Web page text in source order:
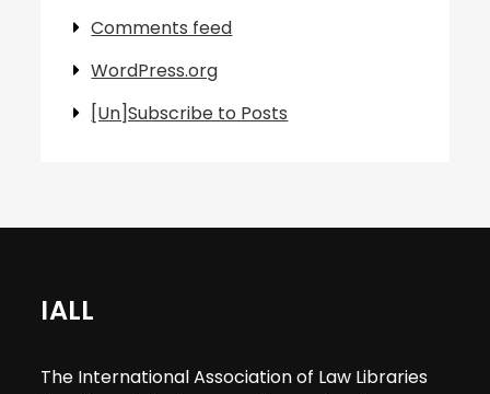
Comments feed
WordPress.org
[Un]Subscribe to Posts
IALL
The International Association of Law Libraries